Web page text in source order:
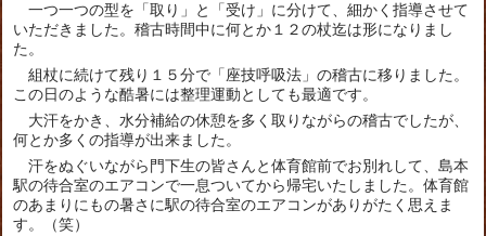
一つ一つの型を「取り」と「受け」に分けて、細かく指導させて
いただきました。稽古時間中に何とか１２の杖迄は形になりまし
た。
組杖に続けて残り１５分で「座技呼吸法」の稽古に移りました。
この日のような酷暑には整理運動としても最適です。
大汗をかき、水分補給の休憩を多く取りながらの稽古でしたが、
何とか多くの指導が出来ました。
汗をぬぐいながら門下生の皆さんと体育館前でお別れして、島本
駅の待合室のエアコンで一息ついてから帰宅いたしました。体育館
のあまりにもの暑さに駅の待合室のエアコンがありがたく思えま
す。（笑）